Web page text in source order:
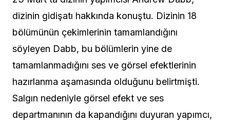
dizinin gidişatı hakkında konuştu. Dizinin 18
bölümünün çekimlerinin tamamlandığını
söyleyen Dabb, bu bölümlerin yine de
tamamlanmadığını ses ve görsel efektlerinin
hazırlanma aşamasında olduğunu belirtmişti.
Salgın nedeniyle görsel efekt ve ses
departmanının da kapandığını duyuran yapımcı,